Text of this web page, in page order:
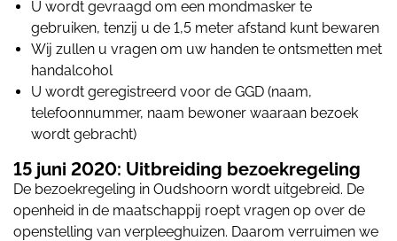
U wordt gevraagd om een mondmasker te
gebruiken, tenzij u de 1,5 meter afstand kunt bewaren
Wij zullen u vragen om uw handen te ontsmetten met
handalcohol
U wordt geregistreerd voor de GGD (naam,
telefoonnummer, naam bewoner waaraan bezoek
wordt gebracht)
15 juni 2020: Uitbreiding bezoekregeling
De bezoekregeling in Oudshoorn wordt uitgebreid. De
openheid in de maatschappij roept vragen op over de
openstelling van verpleeghuizen. Daarom verruimen we